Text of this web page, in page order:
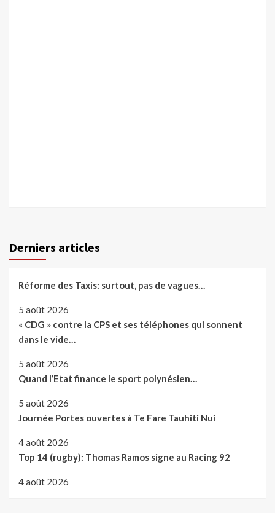
Derniers articles
Réforme des Taxis: surtout, pas de vagues…
5 août 2026
« CDG » contre la CPS et ses téléphones qui sonnent
dans le vide…
5 août 2026
Quand l’Etat finance le sport polynésien…
5 août 2026
Journée Portes ouvertes à Te Fare Tauhiti Nui
4 août 2026
Top 14 (rugby): Thomas Ramos signe au Racing 92
4 août 2026